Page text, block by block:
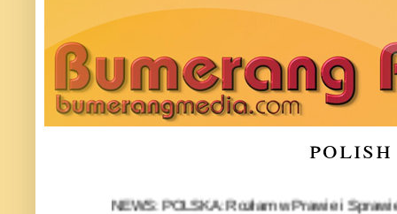
NEWS: POLSKA: Rozłam w Prawie i